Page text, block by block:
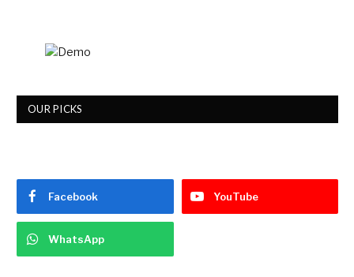
OUR PICKS
Facebook YouTube
WhatsApp